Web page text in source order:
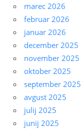
marec 2026
februar 2026
januar 2026
december 2025
november 2025
oktober 2025
september 2025
avgust 2025
julij 2025
junij 2025